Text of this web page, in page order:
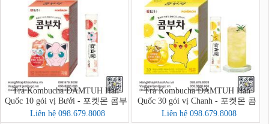
Trà Kombucha DAMTUH Hàn
Quốc 10 gói vị Bưởi - 포켓몬 콤부
차 자몽 10입
Liên hệ 098.679.8008
Trà Kombucha DAMTUH Hàn
Quốc 30 gói vị Chanh - 포켓몬 콤
부차 레몬 30입
Liên hệ 098.679.8008